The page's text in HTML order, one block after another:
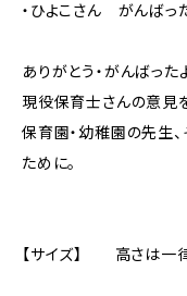
・ひよこさん がんばっ
ありがとう・がんばった
現役保育士さんの意見
保育園・幼稚園の先生
ために。
【サイズ】 高さは一